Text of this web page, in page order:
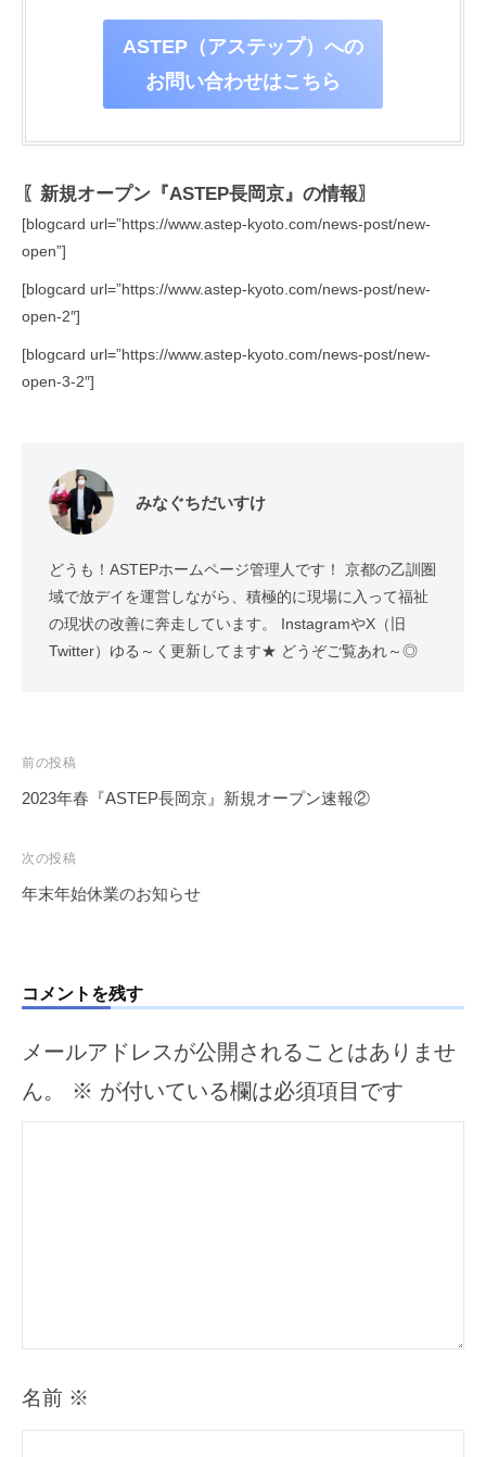
ASTEP（アステップ）への
お問い合わせはこちら
〖新規オープン『ASTEP長岡京』の情報〗
[blogcard url=”https://www.astep-kyoto.com/news-post/new-
open”]
[blogcard url=”https://www.astep-kyoto.com/news-post/new-
open-2″]
[blogcard url=”https://www.astep-kyoto.com/news-post/new-
open-3-2″]
みなぐちだいすけ
どうも！ASTEPホームページ管理人です！ 京都の乙訓圏
域で放デイを運営しながら、積極的に現場に入って福祉
の現状の改善に奔走しています。 InstagramやX（旧
Twitter）ゆる～く更新してます★ どうぞご覧あれ～◎
投
稿
ビ
ゲ
ン
前の投稿
2023年春『ASTEP長岡京』新規オープン速報②
次の投稿
年末年始休業のお知らせ
コメントを残す
メールアドレスが公開されることはありませ
ん。
※ が付いている欄は必須項目です
名前 ※